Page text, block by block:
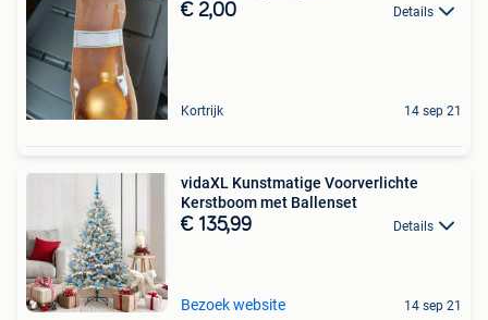
€ 2,00 Details
Kortrijk 14 sep 21
vidaXL Kunstmatige Voorverlichte
Kerstboom met Ballenset
€ 135,99 Details
Bezoek website 14 sep 21